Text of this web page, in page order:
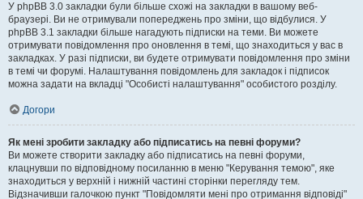
У phpBB 3.0 закладки були більше схожі на закладки в вашому веб-
браузері. Ви не отримували попереджень про зміни, що відбулися. У
phpBB 3.1 закладки більше нагадують підписки на теми. Ви можете
отримувати повідомлення про оновлення в темі, що знаходиться у вас в
закладках. У разі підписки, ви будете отримувати повідомлення про зміни
в темі чи форумі. Налаштування повідомлень для закладок і підписок
можна задати на вкладці "Особисті налаштування" особистого розділу.
Догори
Як мені зробити закладку або підписатись на певні форуми?
Ви можете створити закладку або підписатись на певні форуми,
клацнувши по відповідному посиланню в меню "Керування темою", яке
знаходиться у верхній і нижній частині сторінки перегляду тем.
Відзначивши галочкою пункт "Повідомляти мені про отримання відповіді"